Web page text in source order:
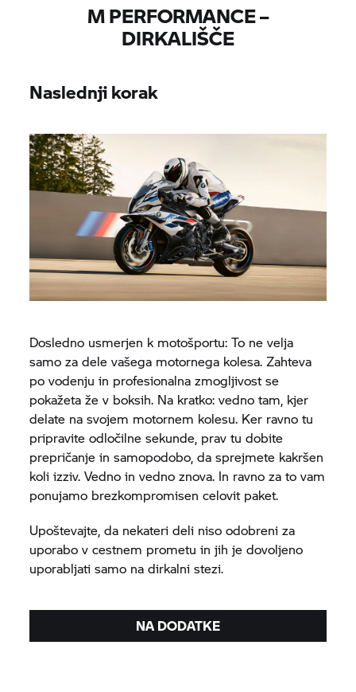
M PERFORMANCE –
DIRKALIŠČE
Naslednji korak
Dosledno usmerjen k motošportu: To ne velja
samo za dele vašega motornega kolesa. Zahteva
po vodenju in profesionalna zmogljivost se
pokažeta že v boksih. Na kratko: vedno tam, kjer
delate na svojem motornem kolesu. Ker ravno tu
pripravite odločilne sekunde, prav tu dobite
prepričanje in samopodobo, da sprejmete kakršen
koli izziv. Vedno in vedno znova. In ravno za to vam
ponujamo brezkompromisen celovit paket.
Upoštevajte, da nekateri deli niso odobreni za
uporabo v cestnem prometu in jih je dovoljeno
uporabljati samo na dirkalni stezi.
NA DODATKE